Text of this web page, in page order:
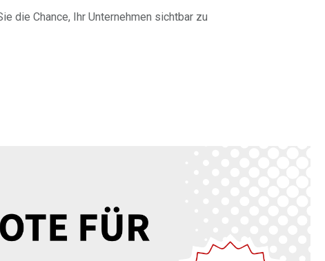
die Chance, Ihr Unternehmen sichtbar zu